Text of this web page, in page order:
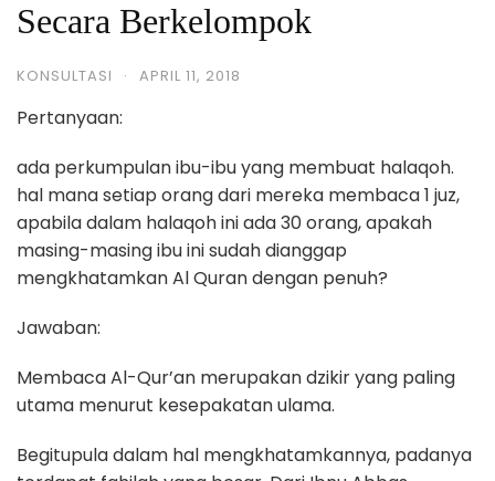
Secara Berkelompok
KONSULTASI · APRIL 11, 2018
Pertanyaan:
ada perkumpulan ibu-ibu yang membuat halaqoh.
hal mana setiap orang dari mereka membaca 1 juz,
apabila dalam halaqoh ini ada 30 orang, apakah
masing-masing ibu ini sudah dianggap
mengkhatamkan Al Quran dengan penuh?
Jawaban:
Membaca Al-Qur’an merupakan dzikir yang paling
utama menurut kesepakatan ulama.
Begitupula dalam hal mengkhatamkannya, padanya